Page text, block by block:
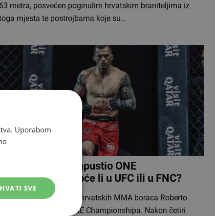
63 metra, posvećen poginulim hrvatskim braniteljima iz
mjesta te postrojbama koje su…
Roberto Soldić napustio ONE
hoće li u UFC ili u FNC?
od najpoznatijih hrvatskih MMA boraca Roberto
Soldić više nije član ONE Championshipa. Nakon četiri
Uporabom
SVE